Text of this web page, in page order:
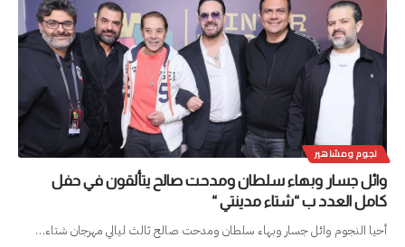
نجوم ومشاهير
وائل جسار وبهاء سلطان ومدحت صالح يتألقون في حفل
كامل العدد ب “شتاء مدينتي “
أحيا النجوم وائل جسار وبهاء سلطان ومدحت صالح ثالث ليالي مهرجان شتاء…